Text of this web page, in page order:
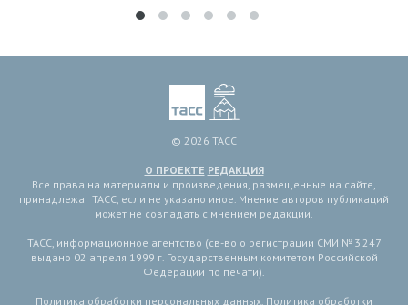
© 2026 ТАСС
О ПРОЕКТЕ РЕДАКЦИЯ
Все права на материалы и произведения, размещенные на сайте,
принадлежат ТАСС, если не указано иное. Мнение авторов публикаций
может не совпадать с мнением редакции.
ТАСС, информационное агентство (св-во о регистрации СМИ № 3 247
выдано 02 апреля 1999 г. Государственным комитетом Российской
Федерации по печати).
Политика обработки персональных данных Политика обработки